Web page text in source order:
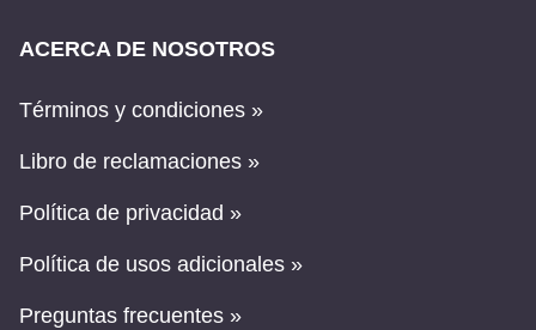
ACERCA DE NOSOTROS
Términos y condiciones »
Libro de reclamaciones »
Política de privacidad »
Política de usos adicionales »
Preguntas frecuentes »